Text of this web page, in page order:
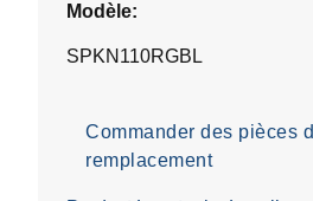
Modèle:
SPKN110RGBL
Commander des pièces
remplacement